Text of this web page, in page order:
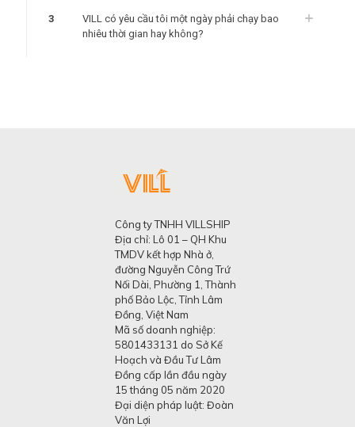
3
VILL có yêu cầu tôi một ngày phải chạy bao
nhiêu thời gian hay không?
Công ty TNHH VILLSHIP
Địa chỉ: Lô 01 – QH Khu
TMDV kết hợp Nhà ở,
đường Nguyễn Công Trứ
Nối Dài, Phường 1, Thành
phố Bảo Lộc, Tỉnh Lâm
Đồng, Việt Nam
Mã số doanh nghiệp:
5801433131 do Sở Kế
Hoạch và Đầu Tư Lâm
Đồng cấp lần đầu ngày
15 tháng 05 năm 2020
Đại diện pháp luật: Đoàn
Văn Lợi